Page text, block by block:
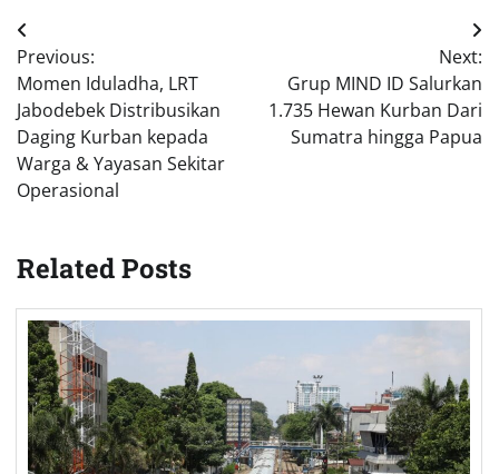
Post
navigation
Previous:
Momen Iduladha, LRT
Jabodebek Distribusikan
Daging Kurban kepada
Warga & Yayasan Sekitar
Operasional
Next:
Grup MIND ID Salurkan
1.735 Hewan Kurban Dari
Sumatra hingga Papua
Related Posts